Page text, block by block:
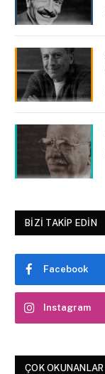
BIZI TAKIP EDIN
Facebook
Instagram
ÇOK OKUNANLAR